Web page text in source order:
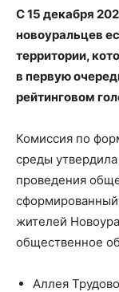
С 15 декабря
новоуральцев
территории,
в первую
рейтинговом
Комиссия по
среды
проведения
жителей
общественное
Аллея